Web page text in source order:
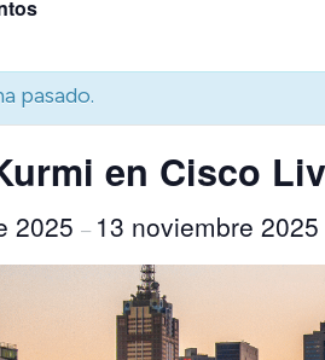
pasado.
en Cisco
2025 – 13 noviembre 2025